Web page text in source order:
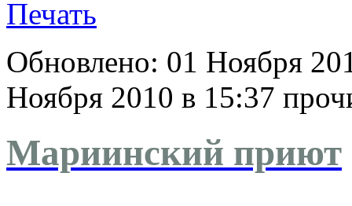
Обновлено: 01 Ноября
Ноября 2010 в 15:37
Мариинский приют